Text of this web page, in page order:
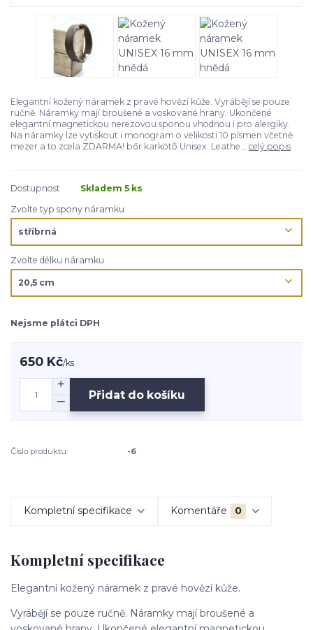
Elegantní kožený náramek z pravé hovězí kůže. Vyrábějí se pouze
ručně. Náramky mají broušené a voskované hrany. Ukončené
elegantní magnetickou nerezovou sponou vhodnou i pro alergiky.
Na náramky lze vytiskout i monogram o velikosti 10 písmen včetně
mezer a to zcela ZDARMA! bőr karkötõ Unisex. Leathe... celý popis
Dostupnost
Skladem 5 ks
Zvolte typ spony náramku
Zvolte délku náramku
Nejsme plátci DPH
650 Kč/ks
Přidat do košíku
Číslo produktu: -6
Kompletní specifikace Komentáře 0
Kompletní specifikace
Elegantní kožený náramek z pravé hovězí kůže.
Vyrábějí se pouze ručně. Náramky mají broušené a